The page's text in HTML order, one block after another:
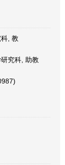
, 教
究科, 助教